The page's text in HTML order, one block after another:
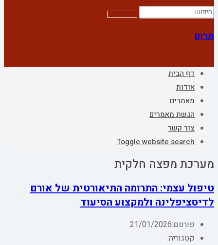
תרום
דף הבית
אודות
מאמרים
הגשת מאמרים
צור קשר
Toggle website search
מערכת מפצה חלקית
טיפול עצמי: התרומה התיאורטית של אורם
לדיסציפלינה ולמקצוע הסיעוד
פורסם:21/01/2026
קטגוריה: